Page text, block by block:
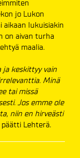
jo Lukon
aikaan lukuisiakin
on aivan turha
maalia.
keskittyy vain
Minä
tai missä
Jos emme ole
niin en hirveästi
päätti Lehterä.